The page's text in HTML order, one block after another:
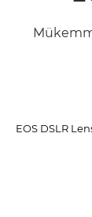
EOS DSLR